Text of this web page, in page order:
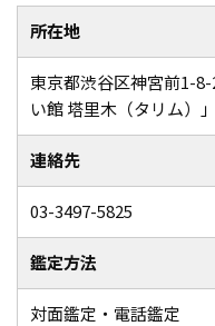
所在地
東京都渋谷区神宮前1-
い館 塔里木（タリム）」
連絡先
03-3497-5825
鑑定方法
対面鑑定・電話鑑定